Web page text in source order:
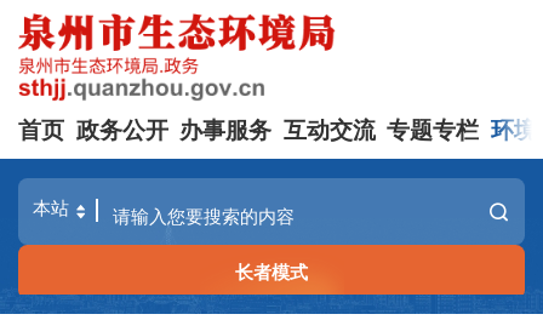
首页 政务公开 办事服务 互动交流 专题专栏 环境
长者模式